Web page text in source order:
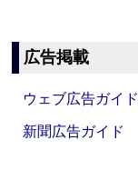
広告掲載
ウェブ広告ガイド
新聞広告ガイド